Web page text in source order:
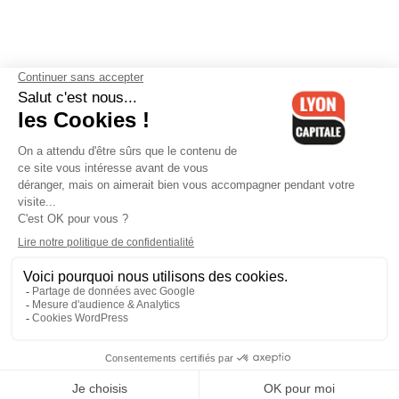
Contactez-nous-Mentions légales-CGV-Politique de
confidentialité-Gestion des cookies
Cedex 06